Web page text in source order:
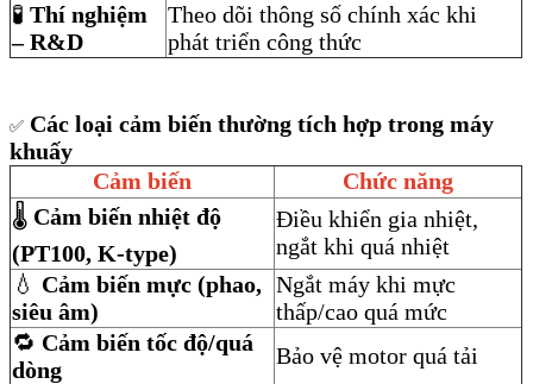
🧪 Thí nghiệm
– R&D
Theo dõi thông số chính xác khi
phát triển công thức
✅ Các loại cảm biến thường tích hợp trong máy
khuấy
Cảm biến
Chức năng
🌡️ Cảm biến nhiệt độ
(PT100, K-type)
Điều khiển gia nhiệt,
ngắt khi quá nhiệt
💧 Cảm biến mực (phao,
siêu âm)
Ngắt máy khi mực
thấp/cao quá mức
🔁 Cảm biến tốc độ/quá
dòng
Bảo vệ motor quá tải